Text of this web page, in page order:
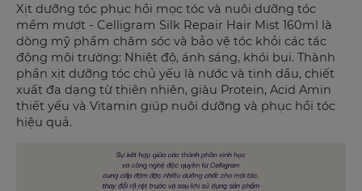
Xịt dưỡng tóc phục hồi mọc tóc và nuôi dưỡng tóc
mềm mượt - Celligram Silk Repair Hair Mist 160ml là
dòng mỹ phẩm chăm sóc và bảo vệ tóc khỏi các tác
động môi trường: Nhiệt độ, ánh sáng, khói bụi. Thành
phần xịt dưỡng tóc chủ yếu là nước và tinh dầu, chiết
xuất đa dạng từ thiên nhiên, giàu Protein, Acid Amin
thiết yếu và Vitamin giúp nuôi dưỡng và phục hồi tóc
hiệu quả.